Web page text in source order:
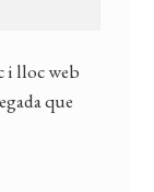
i lloc web
que